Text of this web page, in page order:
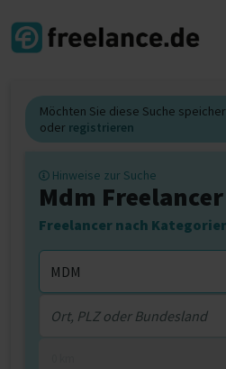
Möchten Sie diese Suche
oder registrieren
Hinweise zur Suche
Mdm Freelancer
Freelancer nach